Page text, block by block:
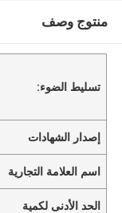
منتوج وصف
تسليط الضوء:
إصدار الشهادات
اسم العلامة التجارية
الحد الأدنى لكمية